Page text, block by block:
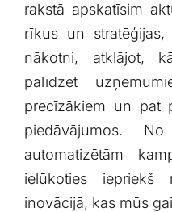
Klientu portāls
rakstā apskatīsim
rīkus un
nākotni, atklājot,
palīdzēt
precīzākiem un pat
piedāvājumos.
automatizētām
ielūkoties iepriekš
inovācijā, kas ⁢mūs